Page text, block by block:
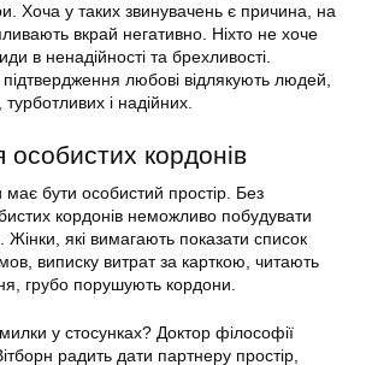
Хоча у таких звинувачень є причина, на
вкрай негативно. Ніхто не хоче
в ненадійності та брехливості.
любові відлякують людей,
і надійних.
кордонів
бути особистий простір. Без
кордонів неможливо побудувати
Жінки, які вимагають показати список
виписку витрат за карткою, читають
грубо порушують кордони.
у стосунках? Доктор філософії
радить дати партнеру простір,